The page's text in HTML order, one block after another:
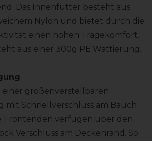
Das Innenfutter besteht aus
Nylon und bietet durch die
einen hohen Tragekomfort.
aus einer 300g PE Wattierung.
einer größenverstellbaren
mit Schnellverschluss am Bauch
Frontenden verfügen über den
Verschluss am Deckenrand. So